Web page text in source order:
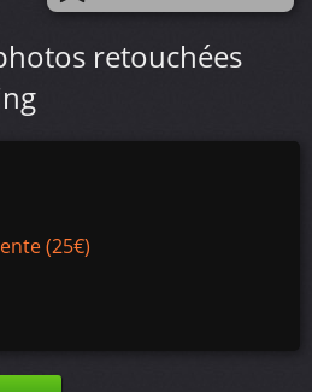
retouchées
(25€)